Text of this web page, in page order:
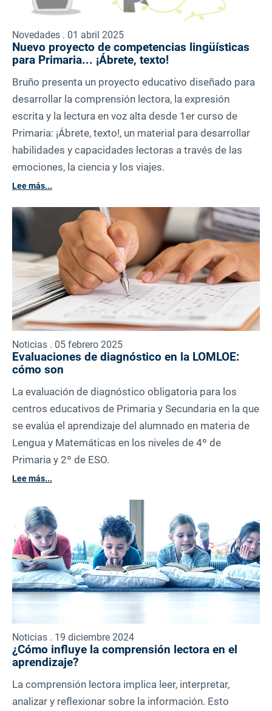
Novedades . 01 abril 2025
Nuevo proyecto de competencias lingüísticas
para Primaria... ¡Ábrete, texto!
Bruño presenta un proyecto educativo diseñado para
desarrollar la comprensión lectora, la expresión
escrita y la lectura en voz alta desde 1er curso de
Primaria: ¡Ábrete, texto!, un material para desarrollar
habilidades y capacidades lectoras a través de las
emociones, la ciencia y los viajes.
Lee más...
Noticias . 05 febrero 2025
Evaluaciones de diagnóstico en la LOMLOE:
cómo son
La evaluación de diagnóstico obligatoria para los
centros educativos de Primaria y Secundaria en la que
se evalúa el aprendizaje del alumnado en materia de
Lengua y Matemáticas en los niveles de 4º de
Primaria y 2º de ESO.
Lee más...
Noticias . 19 diciembre 2024
¿Cómo influye la comprensión lectora en el
aprendizaje?
La comprensión lectora implica leer, interpretar,
analizar y reflexionar sobre la información. Esto